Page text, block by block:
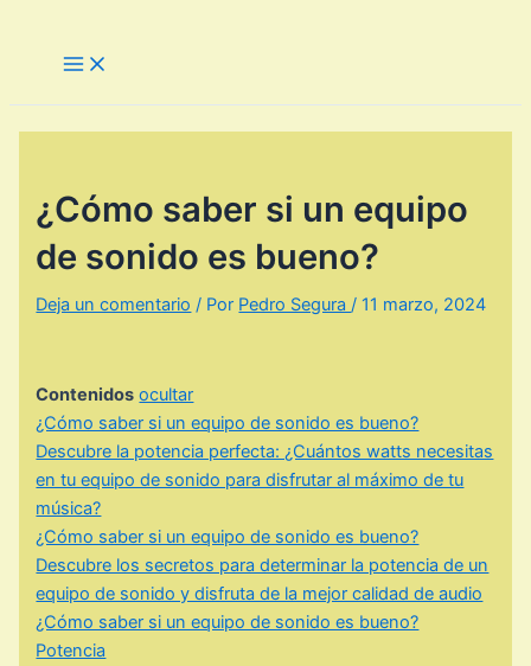
Main
Menu
¿Cómo saber si un equipo
de sonido es bueno?
Deja un comentario / Por Pedro Segura/11 marzo, 2024
Contenidos ocultar
¿Cómo saber si un equipo de sonido es bueno?
Descubre la potencia perfecta: ¿Cuántos watts necesitas
en tu equipo de sonido para disfrutar al máximo de tu
música?
¿Cómo saber si un equipo de sonido es bueno?
Descubre los secretos para determinar la potencia de un
equipo de sonido y disfruta de la mejor calidad de audio
¿Cómo saber si un equipo de sonido es bueno?
Potencia